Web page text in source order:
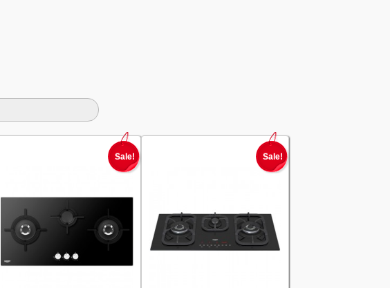
Sale! Sale!